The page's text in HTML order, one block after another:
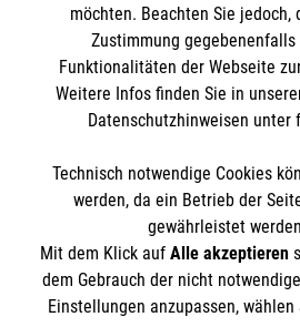
Barrierefreiheit
Malteser in Deutschland
Malteserorden
Sharepoint
Spendenkonto
IBAN: DE38 3706 0120 1201
BIC: GENODED1PA7
So finden Sie uns
Kapellenweg 7
59457 Werl
Der Malteser Hilfsdienst e.V. ist als
möchten. Beachten Sie jedoch,
Zustimmung
Funktionalitäten der Webseite
Weitere Infos finden Sie in
Datenschutzhinweisen unter
Technisch notwendige Cookies
werden, da ein Betrieb der
gewährleistet
Mit dem Klick auf Alle akzeptieren
dem Gebrauch der nicht
Einstellungen anzupassen, wählen